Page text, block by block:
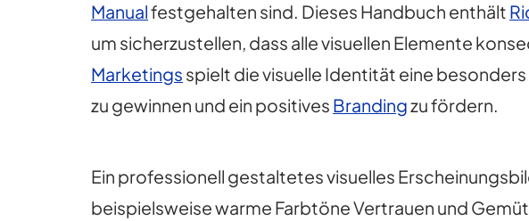
Manualfestgehalten sind. Dieses Handbuch enthält
um sicherzustellen, dass alle visuellen Elemente
Marketings spielt die visuelle Identität eine
zu gewinnen und ein positives Brandingzu fördern.
Ein professionell gestaltetes visuelles
beispielsweise warme Farbtöne Vertrauen und